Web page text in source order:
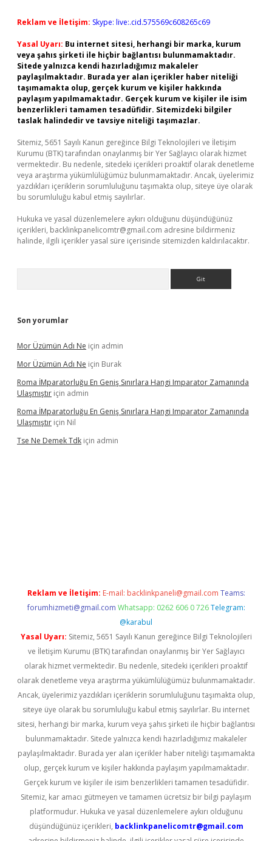
Reklam ve İletişim: Skype: live:.cid.575569c608265c69
Yasal Uyarı: Bu internet sitesi, herhangi bir marka, kurum
veya şahıs şirketi ile hiçbir bağlantısı bulunmamaktadır.
Sitede yalnızca kendi hazırladığımız makaleler
paylaşılmaktadır. Burada yer alan içerikler haber niteliği
taşımamakta olup, gerçek kurum ve kişiler hakkında
paylaşım yapılmamaktadır. Gerçek kurum ve kişiler ile isim
benzerlikleri tamamen tesadüfidir. Sitemizdeki bilgiler
taslak halindedir ve tavsiye niteliği taşımazlar.
Sitemiz, 5651 Sayılı Kanun gereğince Bilgi Teknolojileri ve İletişim
Kurumu (BTK) tarafından onaylanmış bir Yer Sağlayıcı olarak hizmet
vermektedir. Bu nedenle, sitedeki içerikleri proaktif olarak denetleme
veya araştırma yükümlülüğümüz bulunmamaktadır. Ancak, üyelerimiz
yazdıkları içeriklerin sorumluluğunu taşımakta olup, siteye üye olarak
bu sorumluluğu kabul etmiş sayılırlar.
Hukuka ve yasal düzenlemelere aykırı olduğunu düşündüğünüz
içerikleri, backlinkpanelicomtr@gmail.com adresine bildirmeniz
halinde, ilgili içerikler yasal süre içerisinde sitemizden kaldırılacaktır.
Son yorumlar
Mor Üzümün Adı Ne için admin
Mor Üzümün Adı Ne için Burak
Roma İMparatorluğu En Geniş Sınırlara Hangi Imparator Zamanında
Ulaşmıştır için admin
Roma İMparatorluğu En Geniş Sınırlara Hangi Imparator Zamanında
Ulaşmıştır için Nil
Tse Ne Demek Tdk için admin
Reklam ve İletişim: E-mail: backlinkpaneli@gmail.com Teams:
forumhizmeti@gmail.com Whatsapp: 0262 606 0 726 Telegram:
@karabul
Yasal Uyarı: Sitemiz, 5651 Sayılı Kanun gereğince Bilgi Teknolojileri
ve İletişim Kurumu (BTK) tarafından onaylanmış bir Yer Sağlayıcı
olarak hizmet vermektedir. Bu nedenle, sitedeki içerikleri proaktif
olarak denetleme veya araştırma yükümlülüğümüz bulunmamaktadır.
Ancak, üyelerimiz yazdıkları içeriklerin sorumluluğunu taşımakta olup,
siteye üye olarak bu sorumluluğu kabul etmiş sayılırlar. Bu internet
sitesi, herhangi bir marka, kurum veya şahıs şirketi ile hiçbir bağlantısı
bulunmamaktadır. Sitede yalnızca kendi hazırladığımız makaleler
paylaşılmaktadır. Burada yer alan içerikler haber niteliği taşımamakta
olup, gerçek kurum ve kişiler hakkında paylaşım yapılmamaktadır.
Gerçek kurum ve kişiler ile isim benzerlikleri tamamen tesadüfidir.
Sitemiz, kar amacı gütmeyen ve tamamen ücretsiz bir bilgi paylaşım
platformudur. Hukuka ve yasal düzenlemelere aykırı olduğunu
düşündüğünüz içerikleri, backlinkpanelicomtr@gmail.com